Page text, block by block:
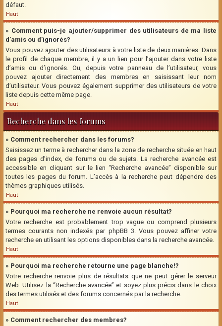
défaut.
Haut
» Comment puis-je ajouter/supprimer des utilisateurs de ma liste
d’amis ou d’ignorés?
Vous pouvez ajouter des utilisateurs à votre liste de deux manières. Dans
le profil de chaque membre, il y a un lien pour l’ajouter dans votre liste
d’amis ou d’ignorés. Ou, depuis votre panneau de l’utilisateur, vous
pouvez ajouter directement des membres en saisissant leur nom
d’utilisateur. Vous pouvez également supprimer des utilisateurs de votre
liste depuis cette même page.
Haut
Recherche dans les forums
» Comment rechercher dans les forums?
Saisissez un terme à rechercher dans la zone de recherche située en haut
des pages d’index, de forums ou de sujets. La recherche avancée est
accessible en cliquant sur le lien “Recherche avancée” disponible sur
toutes les pages du forum. L’accès à la recherche peut dépendre des
thèmes graphiques utilisés.
Haut
» Pourquoi ma recherche ne renvoie aucun résultat?
Votre recherche est probablement trop vague ou comprend plusieurs
termes courants non indexés par phpBB 3. Vous pouvez affiner votre
recherche en utilisant les options disponibles dans la recherche avancée.
Haut
» Pourquoi ma recherche retourne une page blanche!?
Votre recherche renvoie plus de résultats que ne peut gérer le serveur
Web. Utilisez la “Recherche avancée” et soyez plus précis dans le choix
des termes utilisés et des forums concernés par la recherche.
Haut
» Comment rechercher des membres?